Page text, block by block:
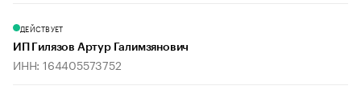
ДЕЙСТВУЕТ
ИП Гилязов Артур Галимзянович
ИНН: 164405573752